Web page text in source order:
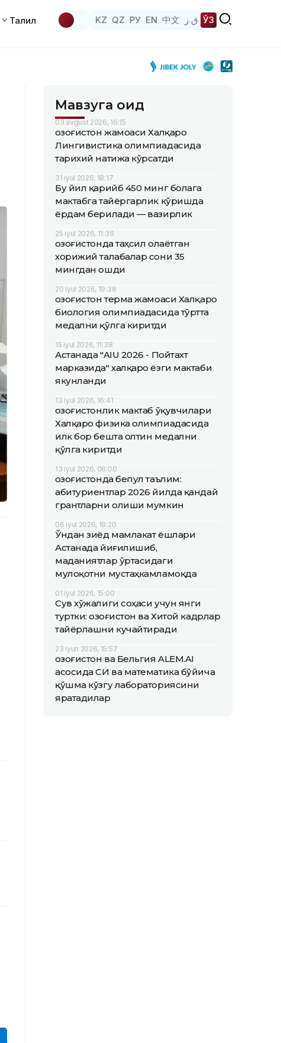
Таҳлил KZ QZ РУ EN 中文 ق ز ЎЗ
Мавзуга оид
03 avgust 2026, 16:15
Қозоғистон жамоаси Халқаро
Лингивистика олимпиадасида
тарихий натижа кўрсатди
31 iyul 2026, 18:17
Бу йил қарийб 450 минг болага
мактабга тайёргарлик кўришда
ёрдам берилади — вазирлик
25 iyul 2026, 11:38
Қозоғистонда таҳсил олаётган
хорижий талабалар сони 35
мингдан ошди
20 iyul 2026, 19:38
Қозоғистон терма жамоаси Халқаро
биология олимпиадасида тўртта
медални қўлга киритди
15 iyul 2026, 11:38
Астанада "AIU 2026 - Пойтахт
марказида" халқаро ёзги мактаби
якунланди
13 iyul 2026, 16:41
Қозоғистонлик мактаб ўқувчилари
Халқаро физика олимпиадасида
илк бор бешта олтин медални
қўлга киритди
13 iyul 2026, 08:00
Қозоғистонда бепул таълим:
абитуриентлар 2026 йилда қандай
грантларни олиши мумкин
06 iyul 2026, 18:20
Ўндан зиёд мамлакат ёшлари
Астанада йиғилишиб,
маданиятлар ўртасидаги
мулоқотни мустаҳкамламоқда
01 iyul 2026, 15:00
Сув хўжалиги соҳаси учун янги
туртки: Қозоғистон ва Хитой кадрлар
тайёрлашни кучайтиради
23 iyun 2026, 15:57
Қозоғистон ва Бельгия ALEM.AI
асосида СИ ва математика бўйича
қўшма кўзгу лабораториясини
яратадилар